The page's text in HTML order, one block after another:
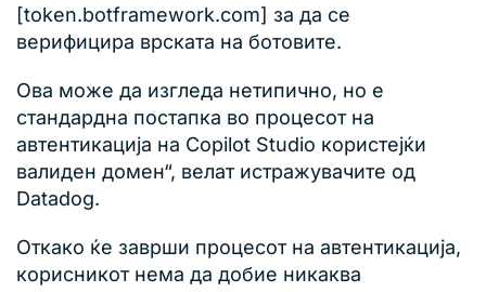
[token.botframework.com] за да се
верифицира врската на ботовите.
Ова може да изгледа нетипично, но е
стандардна постапка во процесот на
автентикација на Copilot Studio користејќи
валиден домен“, велат истражувачите од
Datadog.
Откако ќе заврши процесот на автентикација,
корисникот нема да добие никаква